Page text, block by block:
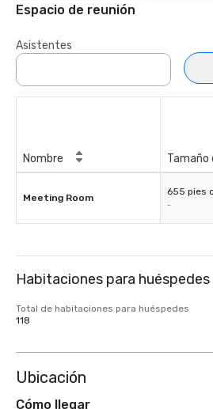
Espacio de reunión
Asistentes
Nombre Tamaño
Meeting Room
655 pies
-
Habitaciones para huéspedes
Total de habitaciones para huéspedes
118
Ubicación
Cómo llegar